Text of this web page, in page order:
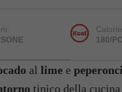
180/
al lime e
tipico della